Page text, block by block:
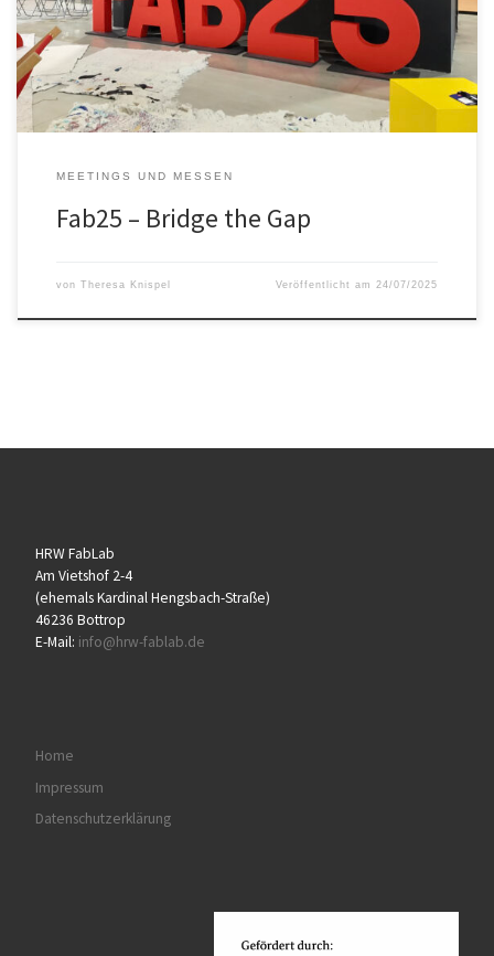
hat, falls ihr noch nicht drauf gekommen seid, in diesem Jahr in
Tschechien stattgefunden. Genauer gesagt in Brünn und […]
MEETINGS UND MESSEN
Fab25 – Bridge the Gap
von Theresa Knispel Veröffentlicht am 24/07/2025
HRW FabLab
Am Vietshof 2-4
(ehemals Kardinal Hengsbach-Straße)
46236 Bottrop
E-Mail: info@hrw-fablab.de
Home
Impressum
Datenschutzerklärung